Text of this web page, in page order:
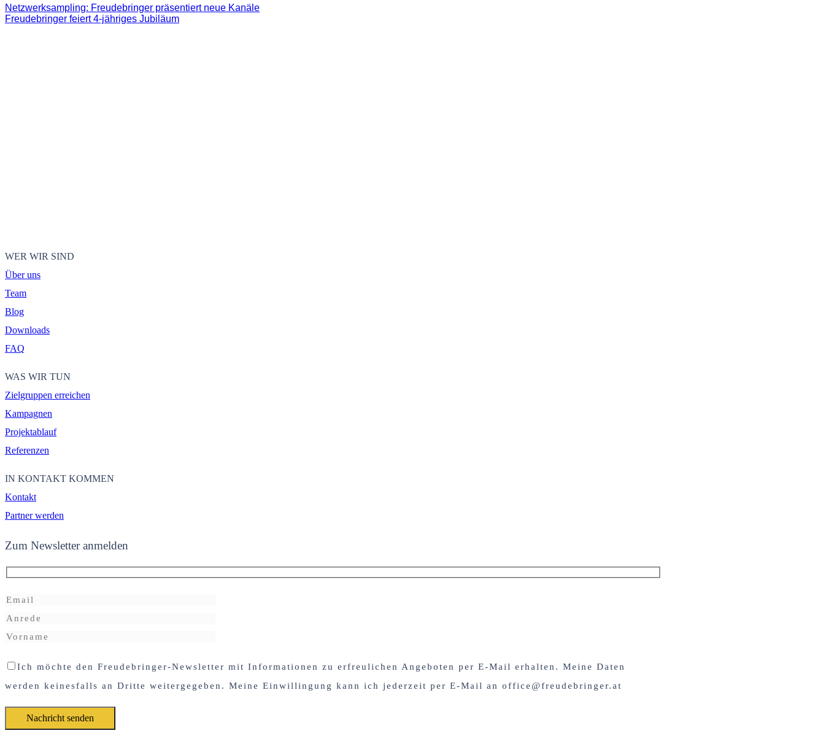
Netzwerksampling: Freudebringer präsentiert neue Kanäle
Freudebringer feiert 4-jähriges Jubiläum
WER WIR SIND
Über uns
Team
Blog
Downloads
FAQ
WAS WIR TUN
Zielgruppen erreichen
Kampagnen
Projektablauf
Referenzen
IN KONTAKT KOMMEN
Kontakt
Partner werden
Zum Newsletter anmelden
Ich möchte den Freudebringer-Newsletter mit Informationen zu erfreulichen Angeboten per E-Mail erhalten. Meine Daten
werden keinesfalls an Dritte weitergegeben. Meine Einwillingung kann ich jederzeit per E-Mail an office@freudebringer.at